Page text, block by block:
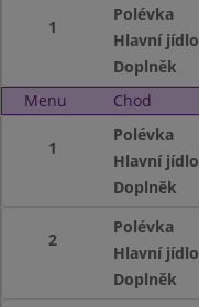
1
Polévka
Hlavní jídlo
Doplněk
Menu
Chod
1
Polévka
Hlavní jídlo
Doplněk
2
Polévka
Hlavní jídlo
Doplněk